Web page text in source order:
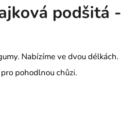
podšitá -
Nabízíme ve dvou délkách.
pohodlnou chůzi.